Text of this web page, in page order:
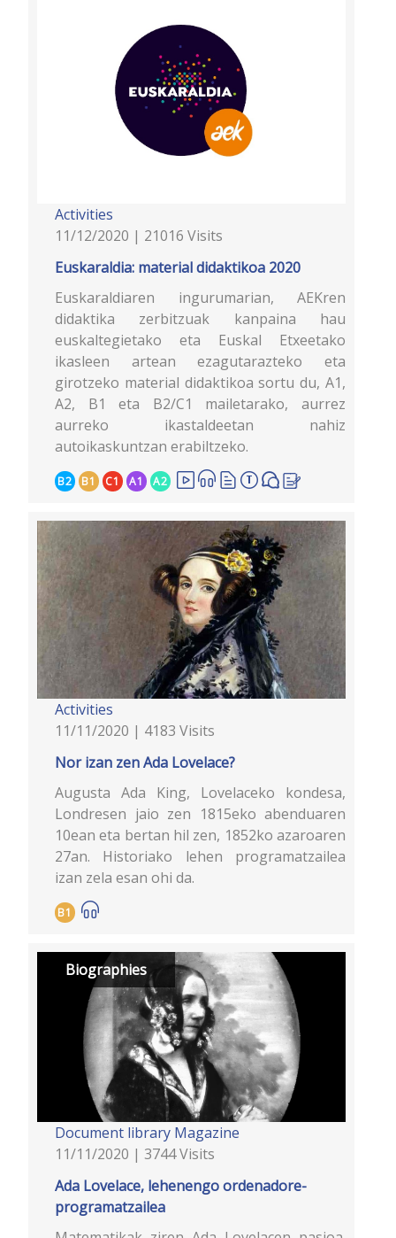
Activities
11/12/2020 | 21016 Visits
Euskaraldia: material didaktikoa 2020
Euskaraldiaren ingurumarian, AEKren
didaktika zerbitzuak kanpaina hau
euskaltegietako eta Euskal Etxeetako
ikasleen artean ezagutarazteko eta
girotzeko material didaktikoa sortu du, A1,
A2, B1 eta B2/C1 mailetarako, aurrez
aurreko ikastaldeetan nahiz
autoikaskuntzan erabiltzeko.
B2 B1 C1 A1 A2
Activities
11/11/2020 | 4183 Visits
Nor izan zen Ada Lovelace?
Augusta Ada King, Lovelaceko kondesa,
Londresen jaio zen 1815eko abenduaren
10ean eta bertan hil zen, 1852ko azaroaren
27an. Historiako lehen programatzailea
izan zela esan ohi da.
B1
Biographies
Document library Magazine
11/11/2020 | 3744 Visits
Ada Lovelace, lehenengo ordenadore-
programatzailea